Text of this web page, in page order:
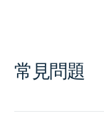
常見問題